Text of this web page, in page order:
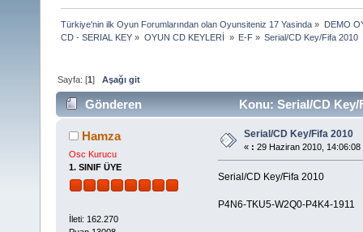
Türkiye'nin ilk Oyun Forumlarından olan Oyunsiteniz 17 Yasinda » DEMO
CD - SERIAL KEY » OYUN CD KEYLERİ » E-F» Serial/CD Key/Fifa 2010
Sayfa: [1]Aşağı git
Gönderen Konu: Serial/CD Key/
Hamza
Osc Kurucu
1. SINIF ÜYE
İleti: 162.270
Serial/CD Key/Fifa 2010
« : 29 Haziran 2010, 14:06:08
Serial/CD Key/Fifa 2010
P4N6-TKU5-W2Q0-P4K4-1911